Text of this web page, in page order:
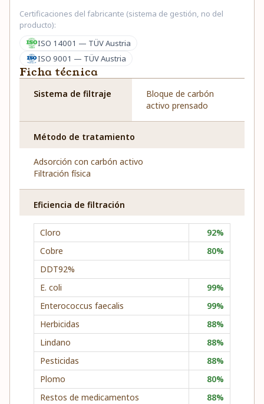
Certificaciones del fabricante (sistema de gestión, no del
producto):
ISO 14001 — TÜV Austria
ISO 9001 — TÜV Austria
Ficha técnica
Sistema de filtraje
Bloque de carbón
activo prensado
Método de tratamiento
Adsorción con carbón activo
Filtración física
Eficiencia de filtración
Cloro
92%
Cobre
80%
DDT92%
E. coli
99%
Enterococcus faecalis
99%
Herbicidas
88%
Lindano
88%
Pesticidas
88%
Plomo
80%
Restos de medicamentos
88%